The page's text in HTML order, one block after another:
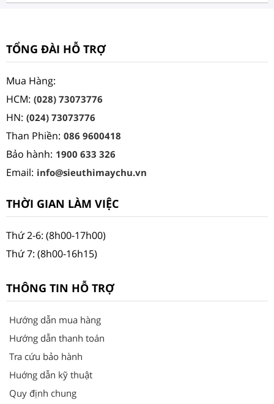
TỔNG ĐÀI HỖ TRỢ
Mua Hàng:
HCM: (028) 73073776
HN: (024) 73073776
Than Phiền: 086 9600418
Bảo hành: 1900 633 326
Email: info@sieuthimaychu.vn
THỜI GIAN LÀM VIỆC
Thứ 2-6: (8h00-17h00)
Thứ 7: (8h00-16h15)
THÔNG TIN HỖ TRỢ
Hướng dẫn mua hàng
Hướng dẫn thanh toán
Tra cứu bảo hành
Huớng dẫn kỹ thuật
Quy định chung